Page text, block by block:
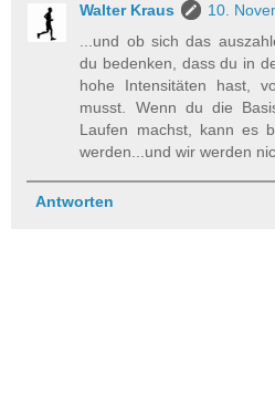
Walter Kraus
10.
...und ob sich das
du bedenken, dass du in
hohe Intensitäten hast,
musst. Wenn du die
Laufen machst, kann es
werden...und wir werden
Antworten